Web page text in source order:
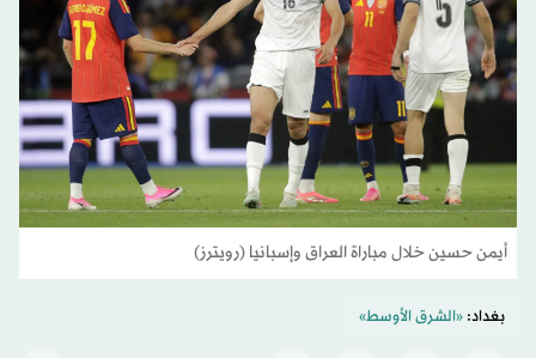
أيمن حسين خلال مباراة العراق وإسبانيا (رويترز)
بغداد:«الشرق الأوسط»